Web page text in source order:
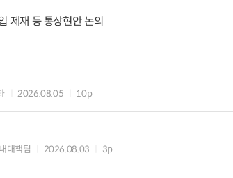
제재 등 통상현안 논의
2026.08.05 10p
대책팀 2026.08.03 3p